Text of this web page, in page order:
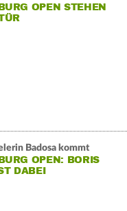
OPEN STEHEN
Badosa kommt
OPEN: BORIS
DABEI